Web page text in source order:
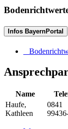
Infos BayernPortal
Name
Haufe,
Kathleen
0841